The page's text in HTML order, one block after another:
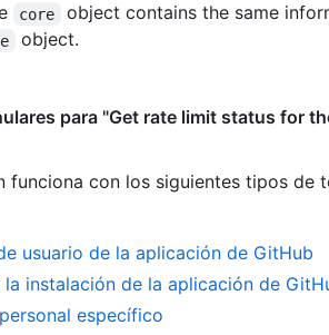
core
object contains the same
object.
para "Get rate limit status for
funciona con los siguientes tipos de
usuario de la aplicación de GitHub
instalación de la aplicación de
específico